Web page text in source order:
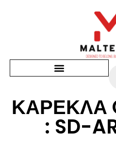
ΚΑΡΕΚΛΑ
: SD-